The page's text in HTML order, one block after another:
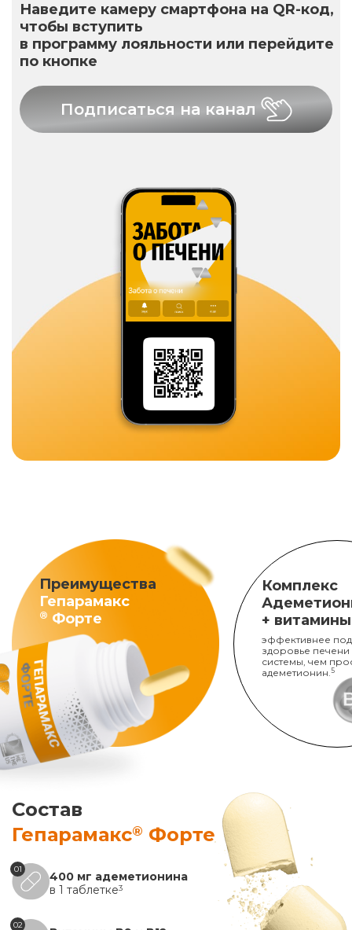
Наведите камеру смартфона на QR-код,
чтобы вступить
в программу лояльности или перейдите
по кнопке
Подписаться на канал
Преимущества
Гепарамакс
® Форте
Комплекс
+
эффективнее
здоровье печени
системы, чем
адеметионин. 5
Состав
Гепарамакс® Форте
01
400 мг адеметионина
в 1 таблетке3
02